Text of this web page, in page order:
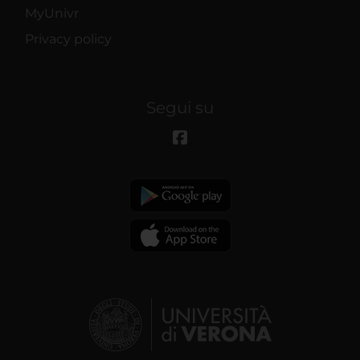
MyUnivr
Privacy policy
Segui su